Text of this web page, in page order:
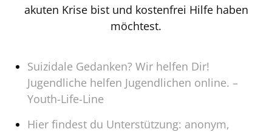
akuten Krise bist und kostenfrei Hilfe haben
möchtest.
Suizidale Gedanken? Wir helfen Dir!
Jugendliche helfen Jugendlichen online. –
Youth-Life-Line
Hier findest du Unterstützung: anonym,